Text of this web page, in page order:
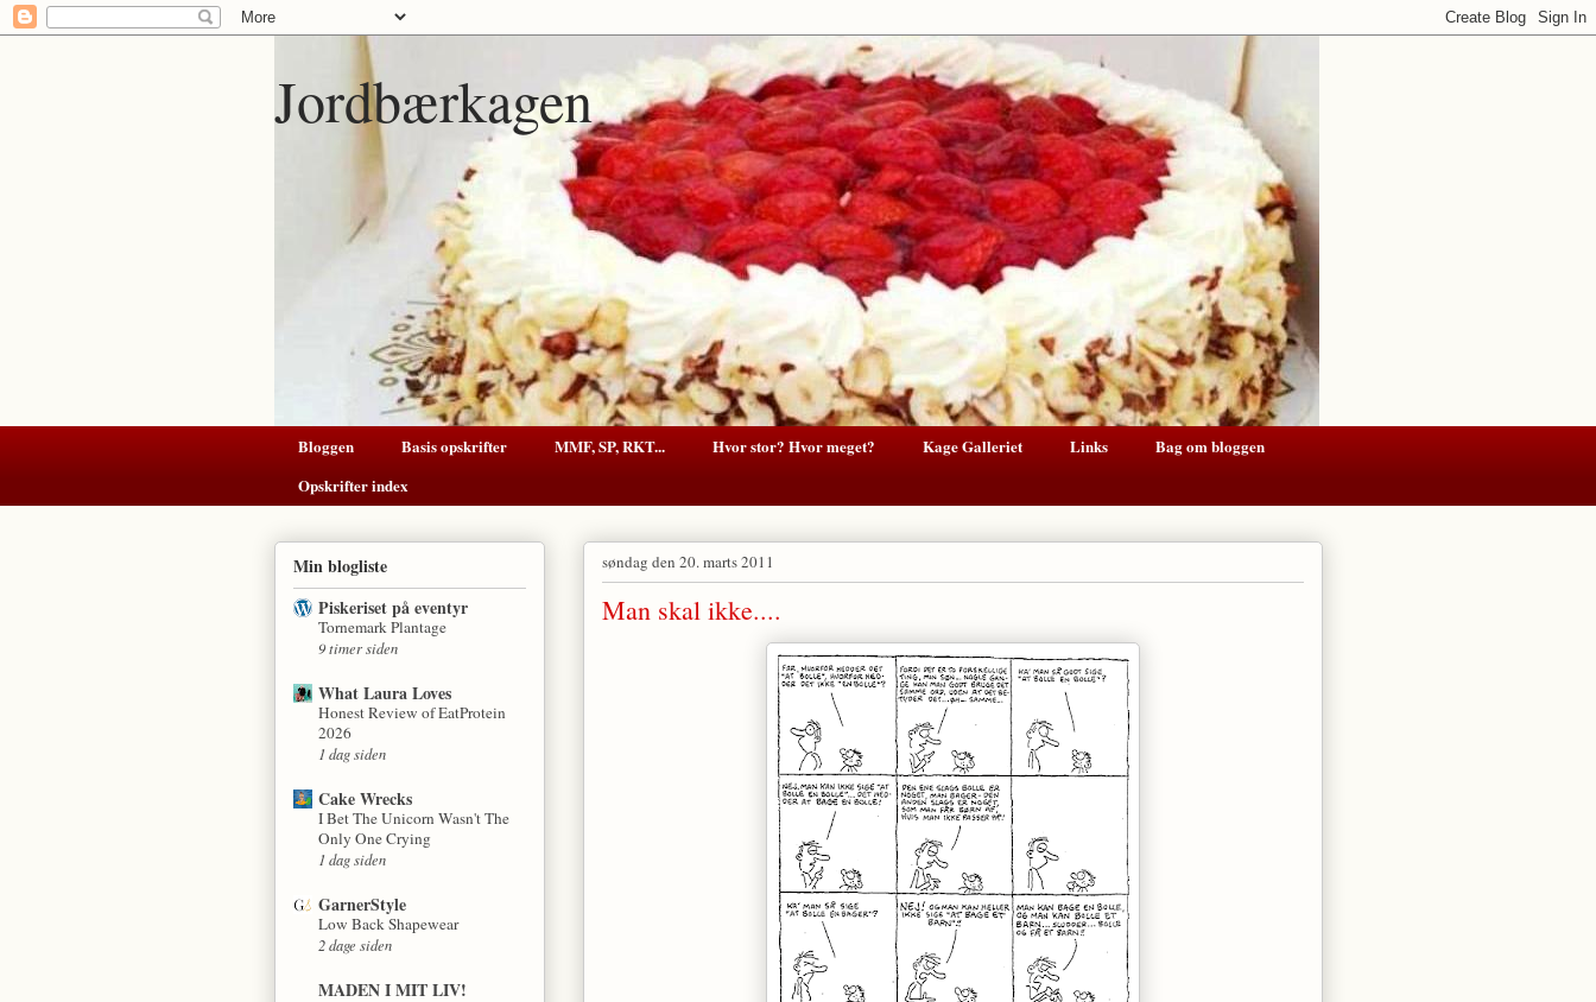
Jordbærkagen
Bloggen Basis opskrifter MMF, SP, RKT... Hvor stor? Hvor meget? Kage Galleriet Links
Bag om bloggen
Opskrifter index
søndag den 20. marts 2011
Man skal ikke....
Min blogliste
Piskeriset på eventyr
Tornemark Plantage
9 timer siden
What Laura Loves
Honest Review of EatProtein
2026
1 dag siden
Cake Wrecks
I Bet The Unicorn Wasn't The
Only One Crying
1 dag siden
GarnerStyle
Low Back Shapewear
2 dage siden
MADEN I MIT LIV!